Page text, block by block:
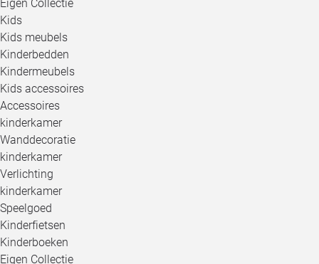
Eigen Collectie
Kids
Kids meubels
Kinderbedden
Kindermeubels
Kids accessoires
Accessoires
kinderkamer
Wanddecoratie
kinderkamer
Verlichting
kinderkamer
Speelgoed
Kinderfietsen
Kinderboeken
Eigen Collectie